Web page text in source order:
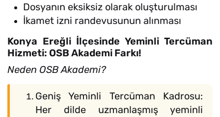
Dosyanın eksiksiz olarak oluşturulması
İkamet izni randevusunun alınması
Konya Ereğli İlçesinde Yeminli Tercüman
Hizmeti: OSB Akademi Farkı!
Neden OSB Akademi?
Geniş Yeminli Tercüman Kadrosu:
Her dilde uzmanlaşmış yeminli